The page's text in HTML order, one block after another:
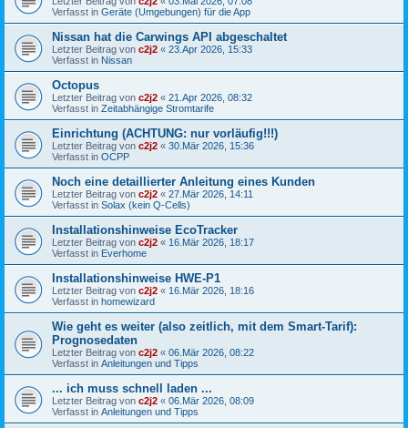
Verfasst in Geräte (Umgebungen) für die App
Nissan hat die Carwings API abgeschaltet
Letzter Beitrag von c2j2 « 23.Apr 2026, 15:33
Verfasst in Nissan
Octopus
Letzter Beitrag von c2j2 « 21.Apr 2026, 08:32
Verfasst in Zeitabhängige Stromtarife
Einrichtung (ACHTUNG: nur vorläufig!!!)
Letzter Beitrag von c2j2 « 30.Mär 2026, 15:36
Verfasst in OCPP
Noch eine detaillierter Anleitung eines Kunden
Letzter Beitrag von c2j2 « 27.Mär 2026, 14:11
Verfasst in Solax (kein Q-Cells)
Installationshinweise EcoTracker
Letzter Beitrag von c2j2 « 16.Mär 2026, 18:17
Verfasst in Everhome
Installationshinweise HWE-P1
Letzter Beitrag von c2j2 « 16.Mär 2026, 18:16
Verfasst in homewizard
Wie geht es weiter (also zeitlich, mit dem Smart-Tarif):
Prognosedaten
Letzter Beitrag von c2j2 « 06.Mär 2026, 08:22
Verfasst in Anleitungen und Tipps
... ich muss schnell laden ...
Letzter Beitrag von c2j2 « 06.Mär 2026, 08:09
Verfasst in Anleitungen und Tipps